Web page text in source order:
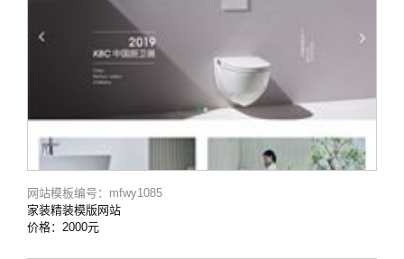
网站模板编号：mfwy1085
家装精装模版网站
价格：2000元